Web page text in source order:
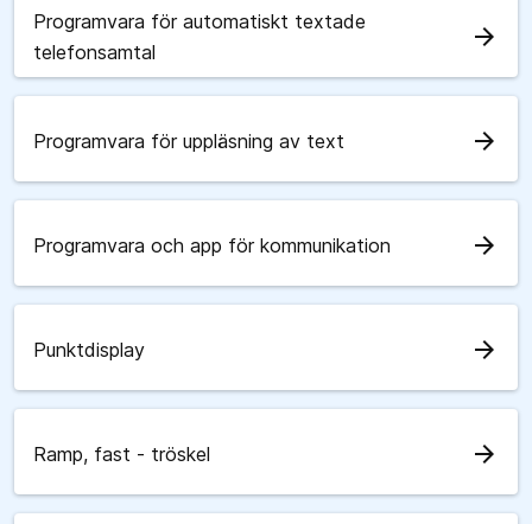
Programvara för automatiskt textade
telefonsamtal
arrow_forward
Programvara för uppläsning av text arrow_forward
Programvara och app för kommunikation arrow_forward
Punktdisplay arrow_forward
Ramp, fast - tröskel arrow_forward